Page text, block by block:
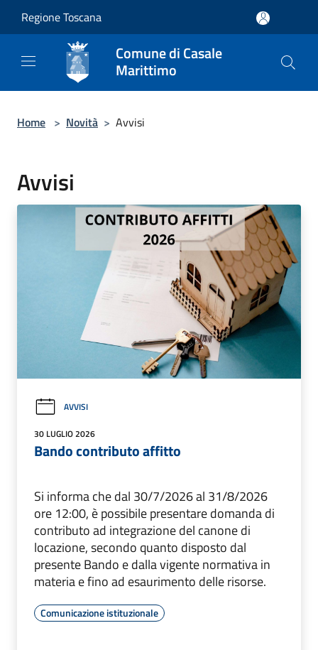
Regione Toscana
Comune di Casale
Marittimo
Home > Novità > Avvisi
Avvisi
AVVISI
30 LUGLIO 2026
Bando contributo affitto
Si informa che dal 30/7/2026 al 31/8/2026
ore 12:00, è possibile presentare domanda di
contributo ad integrazione del canone di
locazione, secondo quanto disposto dal
presente Bando e dalla vigente normativa in
materia e fino ad esaurimento delle risorse.
Comunicazione istituzionale